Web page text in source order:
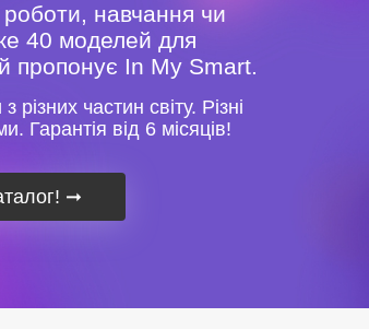
навчання чи
40 моделей для
пропонує In My Smart.
різних частин світу. Різні
Гарантія від 6 місяців!
➞